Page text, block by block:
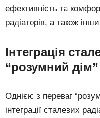
ефективність та
радіаторів, а також
Інтеграція
“розумний дім”
Однією з переваг
інтеграції сталевих